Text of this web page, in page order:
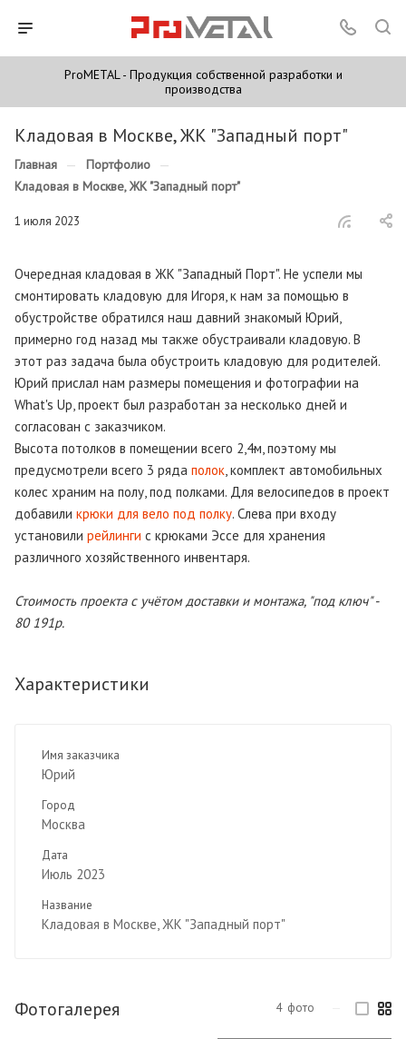
ProMETAL - Продукция собственной разработки и
производства
Кладовая в Москве, ЖК "Западный порт"
Главная — Портфолио —
Кладовая в Москве, ЖК "Западный порт"
1 июля 2023
Очередная кладовая в ЖК "Западный Порт". Не успели мы
смонтировать кладовую для Игоря, к нам за помощью в
обустройстве обратился наш давний знакомый Юрий,
примерно год назад мы также обустраивали кладовую. В
этот раз задача была обустроить кладовую для родителей.
Юрий прислал нам размеры помещения и фотографии на
What's Up, проект был разработан за несколько дней и
согласован с заказчиком.
Высота потолков в помещении всего 2,4м, поэтому мы
предусмотрели всего 3 ряда полок, комплект автомобильных
колес храним на полу, под полками. Для велосипедов в проект
добавили крюки для вело под полку. Слева при входу
установили рейлинги с крюками Эссе для хранения
различного хозяйственного инвентаря.
Стоимость проекта с учётом доставки и монтажа, "под ключ" -
80 191р.
Характеристики
Имя заказчика
Юрий
Город
Москва
Дата
Июль 2023
Название
Кладовая в Москве, ЖК "Западный порт"
Фотогалерея 4 фото